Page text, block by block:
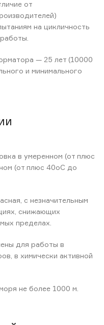
от
на цикличность
— 25 лет (10000
и минимального
в умеренном (от плюс
(от плюс 40оС до
с незначительным
снижающих
пределах.
для работы в
в химически активной
не более 1000 м.